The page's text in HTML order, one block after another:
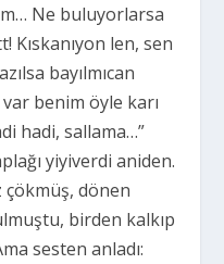
Ne buluyorlarsa
Kıskanıyon len, sen
bayılmıcan
benim öyle karı
hadi, sallama…”
yiyiverdi aniden.
çökmüş, dönen
birden kalkıp
sesten anladı: